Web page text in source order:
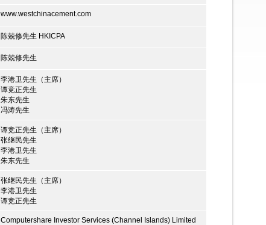
www.westchinacement.com
陈兢修先生 HKICPA
陈兢修先生
李港卫先生（主席）
谭竞正先生
朱东先生
冯涛先生
谭竞正先生（主席）
张继民先生
李港卫先生
朱东先生
张继民先生（主席）
李港卫先生
谭竞正先生
Computershare Investor Services (Channel Islands) Limited